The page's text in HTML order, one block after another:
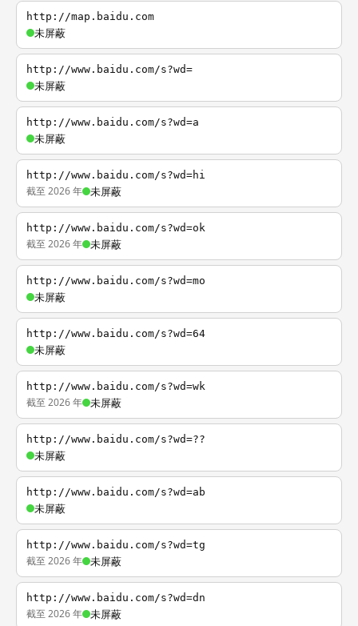
http://map.baidu.com
未屏蔽
http://www.baidu.com/s?wd=
未屏蔽
http://www.baidu.com/s?wd=a
未屏蔽
http://www.baidu.com/s?wd=hi
截至 2026 年 未屏蔽
http://www.baidu.com/s?wd=ok
截至 2026 年 未屏蔽
http://www.baidu.com/s?wd=mo
未屏蔽
http://www.baidu.com/s?wd=64
未屏蔽
http://www.baidu.com/s?wd=wk
截至 2026 年 未屏蔽
http://www.baidu.com/s?wd=??
未屏蔽
http://www.baidu.com/s?wd=ab
未屏蔽
http://www.baidu.com/s?wd=tg
截至 2026 年 未屏蔽
http://www.baidu.com/s?wd=dn
截至 2026 年 未屏蔽